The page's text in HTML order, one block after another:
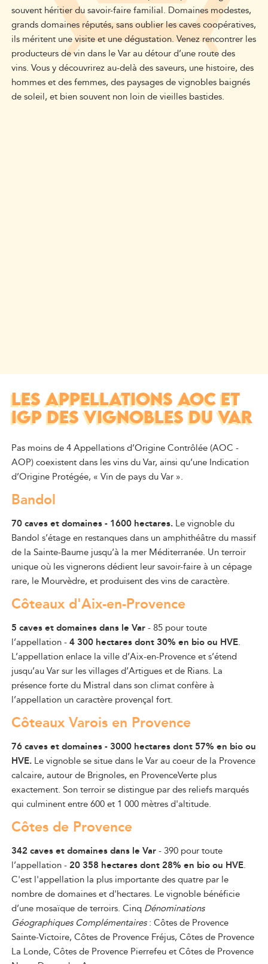
souvent héritier du savoir-faire familial. Domaines modestes,
grands domaines réputés, sans oublier les caves coopératives,
ils méritent une visite et une dégustation.Venez rencontrer les
producteurs de vin dans le Varau détourd’une route des
vins. Vous y découvrirez au-delà des saveurs, une histoire, des
hommes et des femmes, des paysages de vignobles baignés
de soleil, et bien souvent non loin de vieilles bastides.
LES APPELLATIONS AOC ET
IGP DES VIGNOBLES DU VAR
Pas moins de 4 Appellations d’Origine Contrôlée (AOC -
AOP) coexistent dans les vins duVar, ainsi qu’une Indication
d’Origine Protégée, « Vin de pays du Var ».
Bandol
70 caves et domaines - 1600 hectares.Le vignoble du
Bandol s’étage en restanques dans un amphithéâtre du massif
de la Sainte-Baume jusqu’à la mer Méditerranée. Un terroir
unique où les vignerons dédient leur savoir-faire à un cépage
rare, le Mourvèdre, et produisent des vins de caractère.
Côteaux d'Aix-en-Provence
5 caves et domaines dans le Var- 85 pour toute
l’appellation -4 300 hectares dont 30% en bio ou HVE.
L’appellation enlace la ville d’Aix-en-Provence et s’étend
jusqu’au Var sur les villages d’Artigues et de Rians. La
présence forte du Mistral dans son climat confère à
l’appellation un caractère provençal fort.
Côteaux Varois en Provence
76 caves et domaines - 3000 hectares dont 57% en bio ou
HVE.Le vignoble se situe dans le Var au coeur de la Provence
calcaire, autour de Brignoles, en ProvenceVerte plus
exactement. Son terroir se distingue par des reliefs marqués
qui culminent entre 600 et 1 000 mètres d'altitude.
Côtes de Provence
342 caves et domaines dans le Var- 390 pour toute
l’appellation - 20 358 hectares dont 28% en bio ou HVE.
C'est l'appellation la plus importante des quatre par le
nombre de domaines et d'hectares. Le vignoble bénéficie
d’une mosaïque de terroirs. Cinq Dénominations
Géographiques Complémentaires: Côtes de Provence
Sainte-Victoire, Côtes de Provence Fréjus, Côtes de Provence
La Londe, Côtes de Provence Pierrefeu et Côtes de Provence